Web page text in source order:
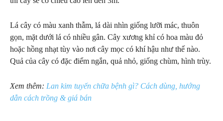
Lá cây có màu xanh thẫm, lá dài nhìn giống lưỡi mác, thuôn
gọn, mặt dưới lá có nhiều gân. Cây xương khỉ có hoa màu đỏ
hoặc hồng nhạt tùy vào nơi cây mọc có khí hậu như thế nào.
Quả của cây có đặc điểm ngắn, quả nhỏ, giống chùm, hình trùy.
Xem thêm: Lan kim tuyến chữa bệnh gì? Cách dùng, hướng
dẫn cách trồng & giá bán